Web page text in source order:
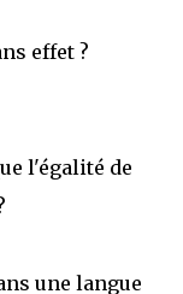
effet ?
l'égalité de
une langue